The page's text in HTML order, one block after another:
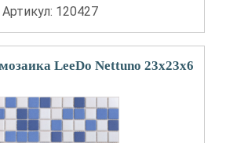
Артикул: 120427
LeeDo Nettuno 23x23x6